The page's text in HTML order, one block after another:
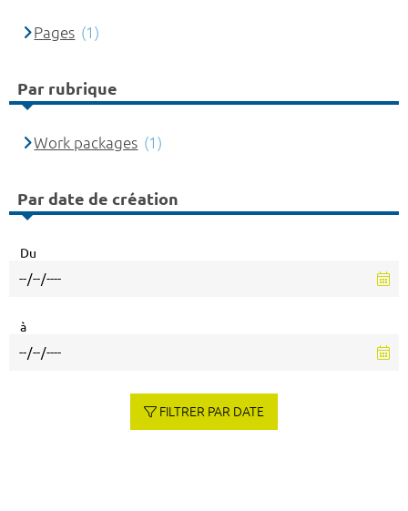
Pages (1)
Par rubrique
Work packages (1)
Par date de création
Du
à
FILTRER PAR DATE